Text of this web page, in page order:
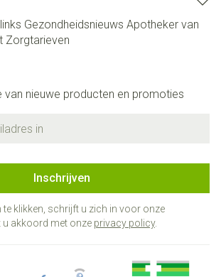
Gezondheidsnieuws Apotheker van
Zorgtarieven
van nieuwe producten en promoties
Inschrijven
klikken, schrijft u zich in voor onze
u akkoord met onze privacy policy.